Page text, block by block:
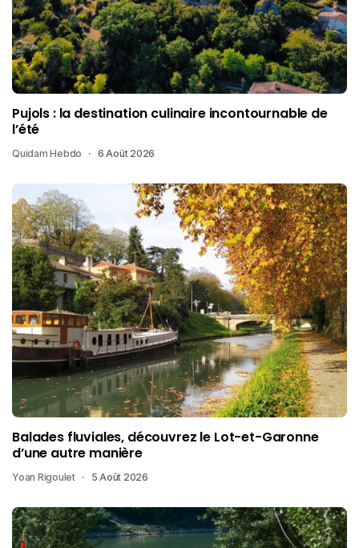
Pujols : la destination culinaire incontournable de
l’été
Quidam Hebdo 6 Août 2026
Balades fluviales, découvrez le Lot-et-Garonne
d’une autre manière
Yoan Rigoulet 5 Août 2026